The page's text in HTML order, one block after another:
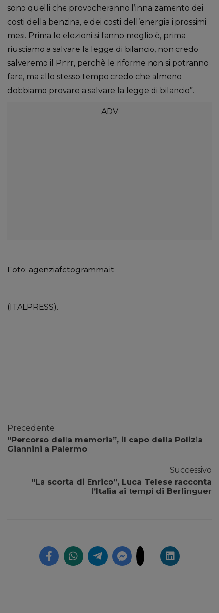
sono quelli che provocheranno l’innalzamento dei
costi della benzina, e dei costi dell’energia i prossimi
mesi. Prima le elezioni si fanno meglio è, prima
riusciamo a salvare la legge di bilancio, non credo
salveremo il Pnrr, perchè le riforme non si potranno
fare, ma allo stesso tempo credo che almeno
dobbiamo provare a salvare la legge di bilancio”.
Foto: agenziafotogramma.it
(ITALPRESS).
Precedente
“Percorso della memoria”, il capo della Polizia
Giannini a Palermo
Successivo
“La scorta di Enrico”, Luca Telese racconta
l’Italia ai tempi di Berlinguer